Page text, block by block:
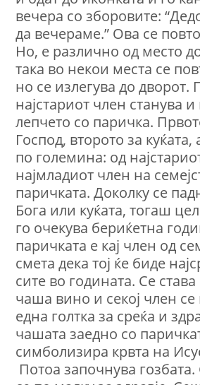
вечера со зборовите:
да вечераме.” Ова се
Но, е различно од место
така во некои места се
но се излегува до дворот.
најстариот член станува
лепчето со паричка.
Господ, второто за куќата,
по големина: од
најмладиот член на
паричката. Доколку се
Бога или куќата, тогаш
го очекува бериќетна
паричката е кај член од
смета дека тој ќе биде
сите во годината. Се
чаша вино и секој член
една голтка за среќа и
чашата заедно со
симболизира крвта на
Потоа започнува